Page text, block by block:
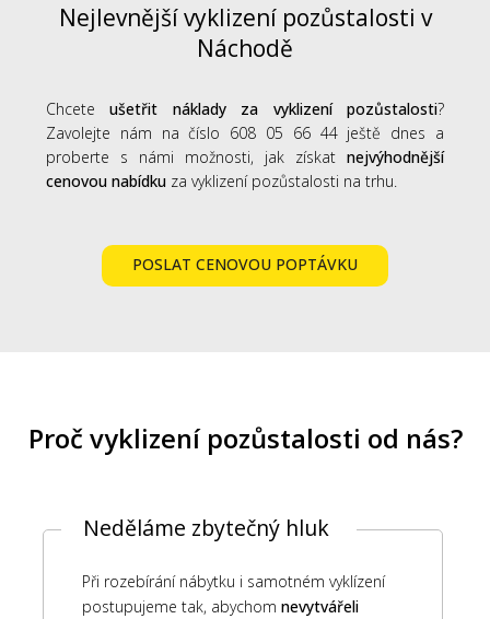
Nejlevnější vyklizení pozůstalosti v
Náchodě
Chceteušetřit náklady za vyklizení pozůstalosti?
Zavolejte nám na číslo 608 05 66 44 ještě dnes a
proberte s námi možnosti, jak získat nejvýhodnější
cenovou nabídku za vyklizení pozůstalosti na trhu.
POSLAT CENOVOU POPTÁVKU
Proč vyklizení pozůstalosti od nás?
Neděláme zbytečný hluk
Při rozebírání nábytku i samotném vyklízení
postupujeme tak, abychom nevytvářeli